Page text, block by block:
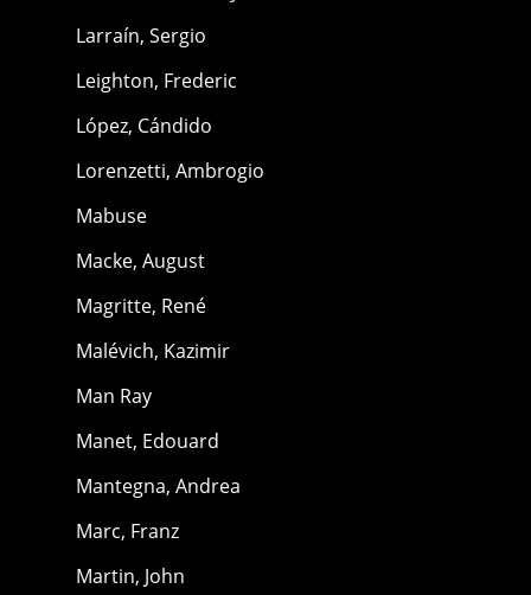
Larraín, Sergio
Leighton, Frederic
López, Cándido
Lorenzetti, Ambrogio
Mabuse
Macke, August
Magritte, René
Malévich, Kazimir
Man Ray
Manet, Edouard
Mantegna, Andrea
Marc, Franz
Martin, John